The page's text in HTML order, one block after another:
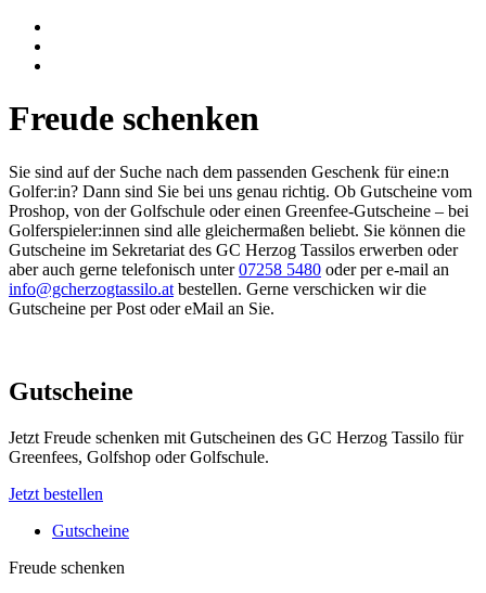
Freude schenken
Sie sind auf der Suche nach dem passenden Geschenk für eine:n
Golfer:in? Dann sind Sie bei uns genau richtig. Ob Gutscheine vom
Proshop, von der Golfschule oder einen Greenfee-Gutscheine – bei
Golferspieler:innen sind alle gleichermaßen beliebt. Sie können die
Gutscheine im Sekretariat des GC Herzog Tassilos erwerben oder
aber auch gerne telefonisch unter07258 5480 oder per e-mail an
info@gcherzogtassilo.at bestellen. Gerne verschicken wir die
Gutscheine per Post oder eMail an Sie.
Gutscheine
Jetzt Freude schenken mit Gutscheinen des GC Herzog Tassilo für
Greenfees, Golfshop oder Golfschule.
Jetzt bestellen
Gutscheine
Freude schenken